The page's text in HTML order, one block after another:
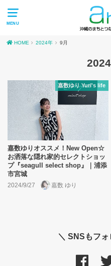
MENU
HOME 2024年 9月
嘉数ゆり Yuri's life
嘉数ゆりオススメ！New Open☆
お洒落な隠れ家的セレクトショッ
プ『seagull select shop』｜浦添
市宮城
2024/9/27 嘉数 ゆり
＼ SNSもフ